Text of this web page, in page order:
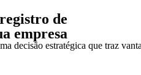
de
empresa
decisão estratégica que traz